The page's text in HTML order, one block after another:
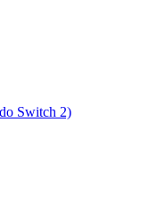
Switch 2)